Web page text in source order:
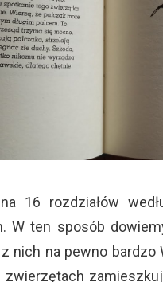
16 rozdziałów
W ten sposób
nich na pewno